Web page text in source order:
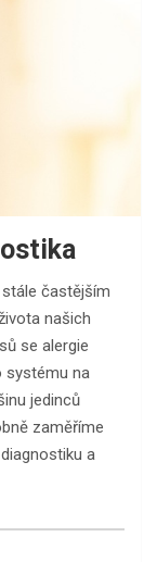
častějším
našich
se alergie
systému na
jedinců
zaměříme
a